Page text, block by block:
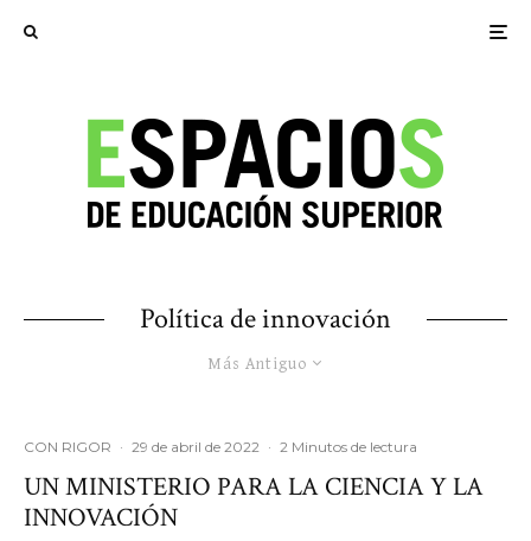
Política de innovación
Más Antiguo
CON RIGOR · 29 de abril de 2022 · 2 Minutos de lectura
UN MINISTERIO PARA LA CIENCIA Y LA
INNOVACIÓN